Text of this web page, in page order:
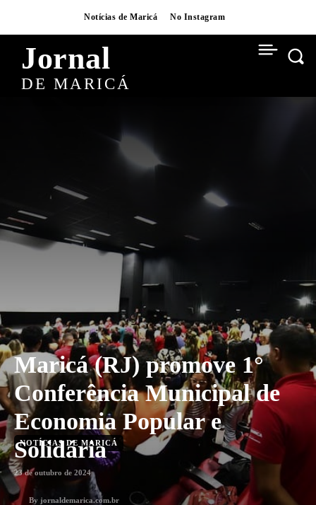
Notícias de Maricá No Instagram
Jornal
DE MARICÁ
Maricá (RJ) promove 1°
Conferência Municipal de
Economia Popular e
Solidária
NOTÍCIAS DE MARICÁ
23 de outubro de 2024
By jornaldemarica.com.br